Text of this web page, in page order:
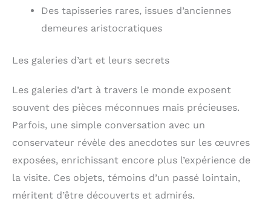
Des tapisseries rares, issues d’anciennes
demeures aristocratiques
Les galeries d’art et leurs secrets
Les galeries d’art à travers le monde exposent
souvent des pièces méconnues mais précieuses.
Parfois, une simple conversation avec un
conservateur révèle des anecdotes sur les œuvres
exposées, enrichissant encore plus l’expérience de
la visite. Ces objets, témoins d’un passé lointain,
méritent d’être découverts et admirés.